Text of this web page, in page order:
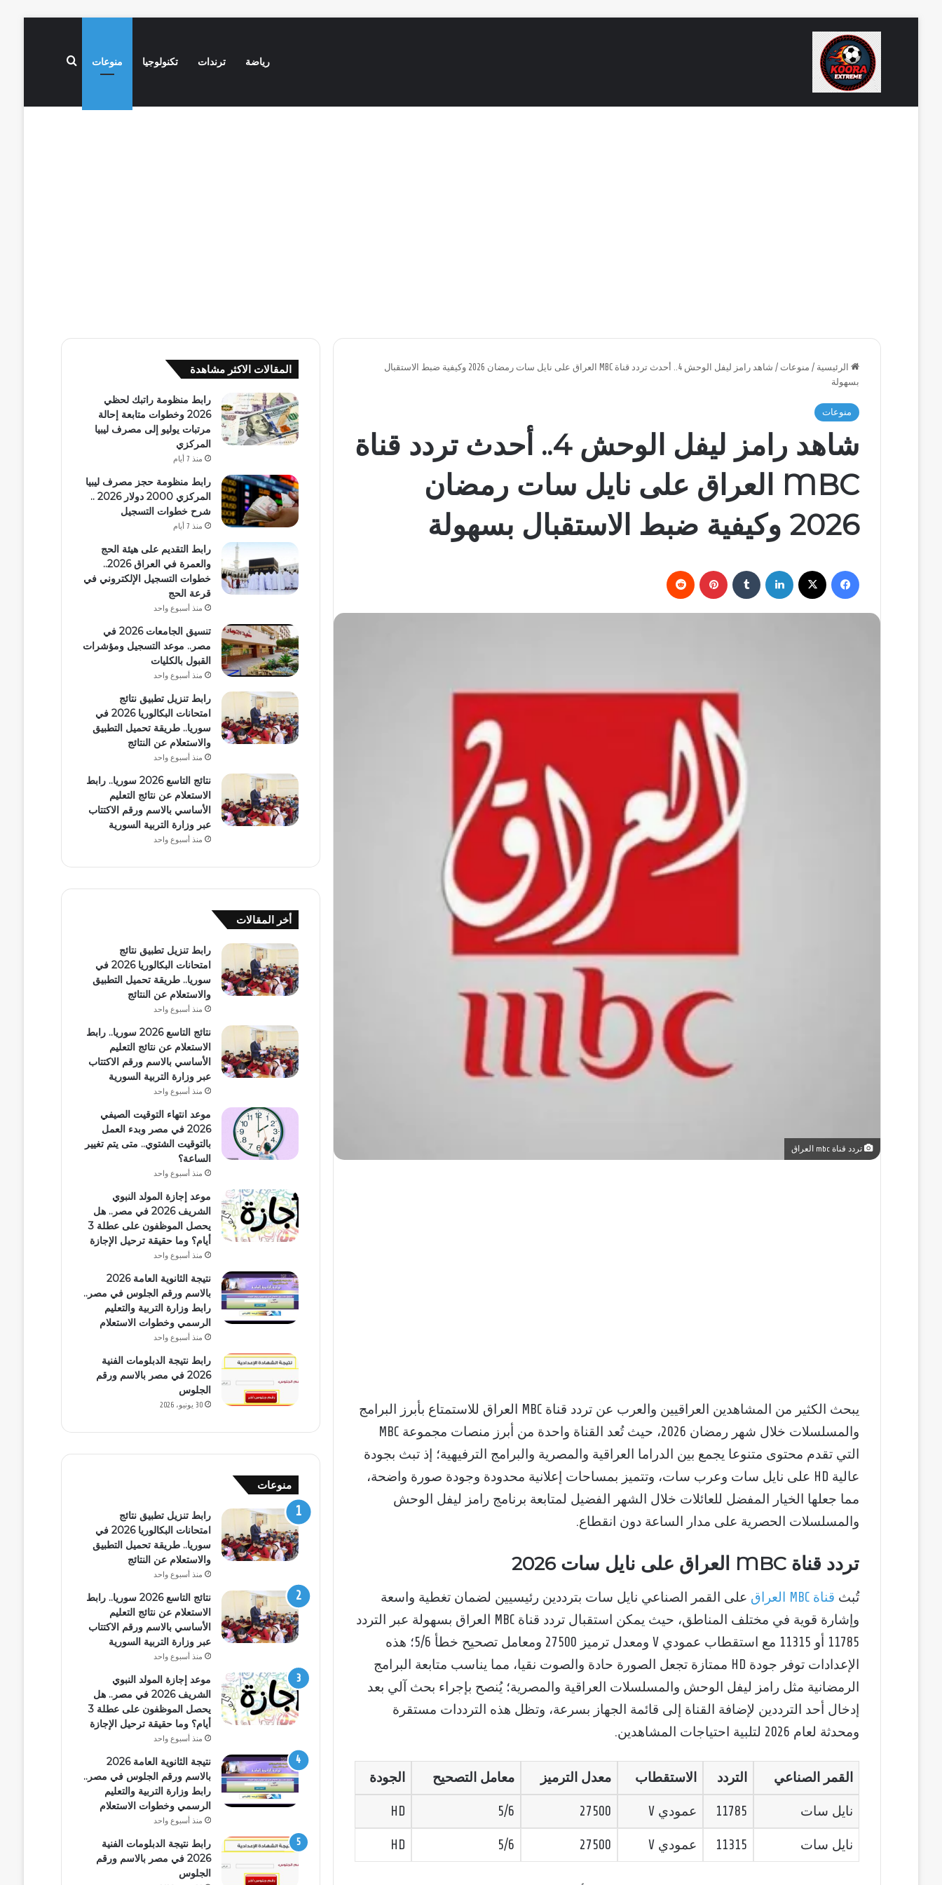
رياضة ترندات تكنولوجيا منوعات بحث عن
الرئيسية / منوعات /
شاهد رامز ليفل الوحش 4.. أحدث تردد قناة MBC العراق على نايل سات رمضان 2026 وكيفية ضبط الاستقبال
بسهولة
منوعات
شاهد رامز ليفل الوحش 4.. أحدث تردد قناة
MBC العراق على نايل سات رمضان
2026 وكيفية ضبط الاستقبال بسهولة
فيسبوك لينكدإن بينتيريست
تردد قناة mbc العراق
يبحث الكثير من المشاهدين العراقيين والعرب عن تردد قناة MBC العراق للاستمتاع بأبرز البرامج
والمسلسلات خلال شهر رمضان 2026، حيث تُعد القناة واحدة من أبرز منصات مجموعة MBC
التي تقدم محتوى متنوعا يجمع بين الدراما العراقية والمصرية والبرامج الترفيهية؛ إذ تبث بجودة
عالية HD على نايل سات وعرب سات، وتتميز بمساحات إعلانية محدودة وجودة صورة واضحة،
مما جعلها الخيار المفضل للعائلات خلال الشهر الفضيل لمتابعة برنامج رامز ليفل الوحش
والمسلسلات الحصرية على مدار الساعة دون انقطاع.
تردد قناة MBC العراق على نايل سات 2026
تُبث قناة MBC العراق
على القمر الصناعي نايل سات بترددين رئيسيين لضمان تغطية واسعة
وإشارة قوية في مختلف المناطق، حيث يمكن استقبال تردد قناة MBC العراق بسهولة عبر التردد
11785 أو 11315 مع استقطاب عمودي V ومعدل ترميز 27500 ومعامل تصحيح خطأ 5/6؛ هذه
الإعدادات توفر جودة HD ممتازة تجعل الصورة حادة والصوت نقيا، مما يناسب متابعة البرامج
الرمضانية مثل رامز ليفل الوحش والمسلسلات العراقية والمصرية؛ يُنصح بإجراء بحث آلي بعد
إدخال أحد الترددين لإضافة القناة إلى قائمة الجهاز بسرعة، وتظل هذه الترددات مستقرة
ومحدثة لعام 2026 لتلبية احتياجات المشاهدين.
القمر الصناعي التردد الاستقطاب معدل الترميز معامل التصحيح الجودة
نايل سات 11785 عمودي V 27500
5/6
HD
نايل سات 11315 عمودي V 27500
5/6
HD
المقالات الاكثر مشاهدة
رابط منظومة راتبك لحظي
2026 وخطوات متابعة إحالة
مرتبات يوليو إلى مصرف ليبيا
المركزي
منذ 7 أيام
رابط منظومة حجز مصرف ليبيا
المركزي 2000 دولار 2026 ..
شرح خطوات التسجيل
منذ 7 أيام
رابط التقديم على هيئة الحج
والعمرة في العراق 2026..
خطوات التسجيل الإلكتروني في
قرعة الحج
منذ أسبوع واحد
تنسيق الجامعات 2026 في
مصر.. موعد التسجيل ومؤشرات
القبول بالكليات
منذ أسبوع واحد
رابط تنزيل تطبيق نتائج
امتحانات البكالوريا 2026 في
سوريا.. طريقة تحميل التطبيق
والاستعلام عن النتائج
منذ أسبوع واحد
نتائج التاسع 2026 سوريا.. رابط
الاستعلام عن نتائج التعليم
الأساسي بالاسم ورقم الاكتتاب
عبر وزارة التربية السورية
منذ أسبوع واحد
أخر المقالات
رابط تنزيل تطبيق نتائج
امتحانات البكالوريا 2026 في
سوريا.. طريقة تحميل التطبيق
والاستعلام عن النتائج
منذ أسبوع واحد
نتائج التاسع 2026 سوريا.. رابط
الاستعلام عن نتائج التعليم
الأساسي بالاسم ورقم الاكتتاب
عبر وزارة التربية السورية
منذ أسبوع واحد
موعد انتهاء التوقيت الصيفي
2026 في مصر وبدء العمل
بالتوقيت الشتوي.. متى يتم تغيير
الساعة؟
منذ أسبوع واحد
موعد إجازة المولد النبوي
الشريف 2026 في مصر.. هل
يحصل الموظفون على عطلة 3
أيام؟ وما حقيقة ترحيل الإجازة
منذ أسبوع واحد
نتيجة الثانوية العامة 2026
بالاسم ورقم الجلوس في مصر..
رابط وزارة التربية والتعليم
الرسمي وخطوات الاستعلام
منذ أسبوع واحد
رابط نتيجة الدبلومات الفنية
2026 في مصر بالاسم ورقم
الجلوس
30 يونيو، 2026
منوعات
رابط تنزيل تطبيق نتائج
امتحانات البكالوريا 2026 في
سوريا.. طريقة تحميل التطبيق
والاستعلام عن النتائج
منذ أسبوع واحد
نتائج التاسع 2026 سوريا.. رابط
الاستعلام عن نتائج التعليم
الأساسي بالاسم ورقم الاكتتاب
عبر وزارة التربية السورية
منذ أسبوع واحد
موعد إجازة المولد النبوي
الشريف 2026 في مصر.. هل
يحصل الموظفون على عطلة 3
أيام؟ وما حقيقة ترحيل الإجازة
منذ أسبوع واحد
نتيجة الثانوية العامة 2026
بالاسم ورقم الجلوس في مصر..
رابط وزارة التربية والتعليم
الرسمي وخطوات الاستعلام
منذ أسبوع واحد
رابط نتيجة الدبلومات الفنية
2026 في مصر بالاسم ورقم
الجلوس